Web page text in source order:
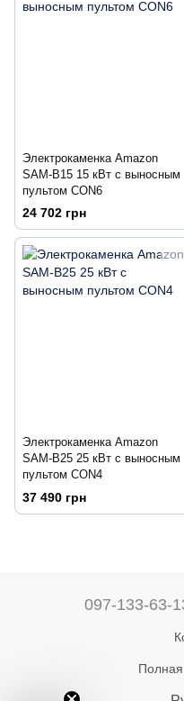
Электрокаменка Amazon
SAM-B15 15 кВт с выносным
пультом CON6
24 702 грн
Электрокаменка Amazon
SAM-B25 25 кВт с выносным
пультом CON4
37 490 грн
097-133-63-
Полная